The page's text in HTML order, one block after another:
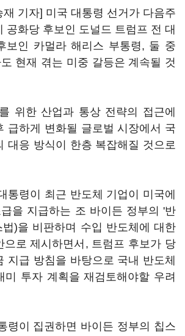
재 기자] 미국 대통령 선거가 다음주
공화당 후보인 도널드 트럼프 전 대
보인 카멀라 해리스 부통령, 둘 중
현재 겪는 미중 갈등은 계속될 것
위한 산업과 통상 전략의 접근에
급하게 변화될 글로벌 시장에서 국
대응 방식이 한층 복잡해질 것으로
통령이 최근 반도체 기업이 미국에
을 지급하는 조 바이든 정부의 '반
법)을 비판하며 수입 반도체에 대한
으로 제시하면서, 트럼프 후보가 당
지급 방침을 바탕으로 국내 반도체
미 투자 계획을 재검토해야할 우려
령이 집권하면 바이든 정부의 칩스